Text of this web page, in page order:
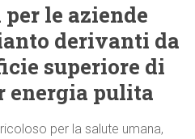
le aziende
derivanti da
superiore di
energia pulita
per la salute umana,